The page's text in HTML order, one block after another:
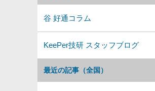
最近の記事（全国）
谷 好通コラム
KeePer技研 スタッフブログ